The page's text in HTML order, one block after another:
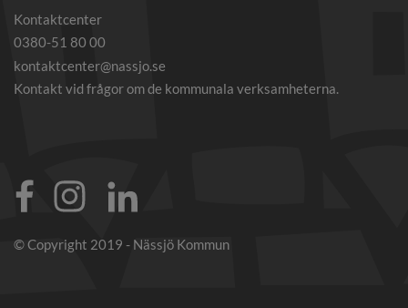
Kontaktcenter
0380-51 80 00
kontaktcenter@nassjo.se
Kontakt vid frågor om de kommunala verksamheterna.
© Copyright 2019 - Nässjö Kommun